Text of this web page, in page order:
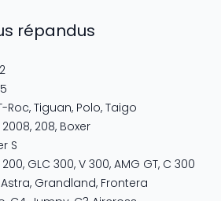
répandus
Roc, Tiguan, Polo, Taigo
2008, 208, Boxer
S
200, GLC 300, V 300, AMG GT, C 300
Astra, Grandland, Frontera